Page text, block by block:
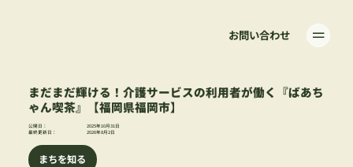
お問い合わせ
まだまだ輝ける！介護サービスの利用者が働く『ばあち
ゃん喫茶』【福岡県福岡市】
公開日：
2025年10月31日
最終更新日：
2026年8月2日
まちを知る